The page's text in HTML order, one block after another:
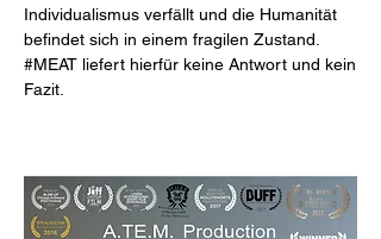
Individualismus verfällt und die Humanität
befindet sich in einem fragilen Zustand.
#MEAT liefert hierfür keine Antwort und kein
Fazit.